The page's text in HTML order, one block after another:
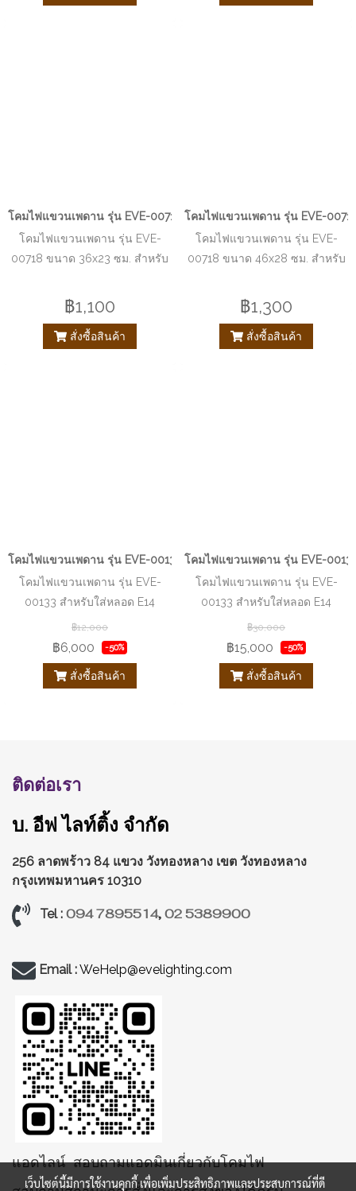
โคมไฟแขวนเพดาน รุ่น EVE-00718 ขนาด 36x23 ซม. สำหรับใส่หลอด
โคมไฟแขวนเพดาน รุ่น EVE-
00718 ขนาด 36x23 ซม. สำหรับ
฿1,100
สั่งซื้อสินค้า
โคมไฟแขวนเพดาน รุ่น EVE-
โคมไฟแขวนเพดาน รุ่น EVE-
00718 ขนาด 46x28 ซม. สำหรับ
฿1,300
สั่งซื้อสินค้า
โคมไฟแขวนเพดาน รุ่น EVE-00133 สำหรับใส่หลอด E14 จำนวน 1 ดวง
โคมไฟแขวนเพดาน รุ่น EVE-
00133 สำหรับใส่หลอด E14
จำนวน 1 ดวง
฿12,000
฿6,000 -50%
สั่งซื้อสินค้า
โคมไฟแขวนเพดาน รุ่น EVE-
โคมไฟแขวนเพดาน รุ่น EVE-
00133 สำหรับใส่หลอด E14
จำนวน 5 ดวง
฿30,000
฿15,000 -50%
สั่งซื้อสินค้า
ติดต่อเรา
บ. อีฟ ไลท์ติ้ง จำกัด
256 ลาดพร้าว 84 แขวง วังทองหลาง เขต วังทองหลาง
กรุงเทพมหานคร 10310
Tel : 094 7895514,02 5389900
Email :WeHelp@evelighting.com
แอดไลน์ สอบถามแอดมินเกี่ยวกับโคมไฟ
เว็บไซต์นี้มีการใช้งานคุกกี้ เพื่อเพิ่มประสิทธิภาพและประสบการณ์ที่ดี